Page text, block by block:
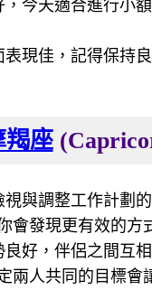
，今天適合進行小
表現佳，記得保持
羯座
視與調整工作計劃
會發現更有效的方
良好，伴侶之間互
兩人共同的目標會